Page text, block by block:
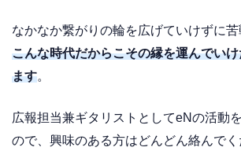
なかなか繋がりの輪を広げていけずに苦
こんな時代だからこその縁を運んでい
ます。
広報担当兼ギタリストとしてeNの活動
ので、興味のある方はどんどん絡んでく